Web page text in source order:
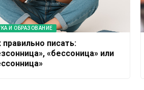
И ОБРАЗОВАНИЕ
правильно писать:
«бессоница» или